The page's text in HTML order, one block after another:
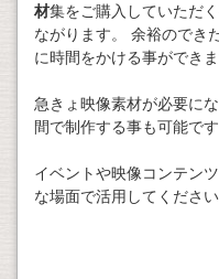
材集をご購入していただ
ながります。 余裕のでき
に時間をかける事ができま
急きょ映像素材が必要に
間で制作する事も可能で
イベントや映像コンテン
な場面で活用してください